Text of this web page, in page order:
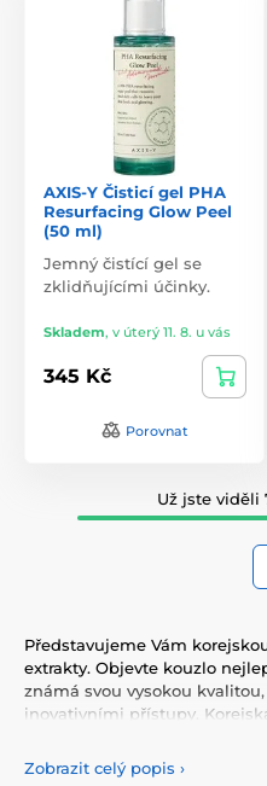
AXIS-Y Čisticí gel PHA
Resurfacing Glow Peel
(50 ml)
Jemný čistící gel se
zklidňujícími účinky.
Skladem, v úterý 11. 8. u vás
345 Kč
Porovnat
Už jste viděli
Představujeme Vám
extrakty. Objevte kouzlo
známá svou vysokou
inovativními přístupy.
séra, esence, pleťové krémy,
Korejská kosmetika se také
Zobrazit celý popis ›